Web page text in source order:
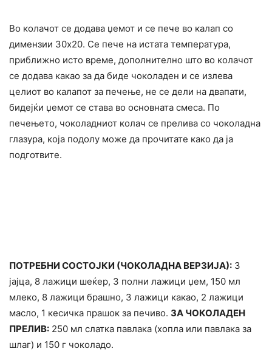
Во колачот се додава џемот и се пече во калап со
димензии 30х20. Се пече на истата температура,
приближно исто време, дополнително што во колачот
се додава какао за да биде чоколаден и се излева
целиот во калапот за печење, не се дели на двапати,
бидејќи џемот се става во основната смеса. По
печењето, чоколадниот колач се прелива со чоколадна
глазура, која подолу може да прочитате како да ја
подготвите.
ПОТРЕБНИ СОСТОЈКИ (ЧОКОЛАДНА ВЕРЗИЈА): 3
јајца, 8 лажици шеќер, 3 полни лажици џем, 150 мл
млеко, 8 лажици брашно, 3 лажици какао, 2 лажици
масло, 1 кесичка прашок за печиво. ЗА ЧОКОЛАДЕН
ПРЕЛИВ: 250 мл слатка павлака (хопла или павлака за
шлаг) и 150 г чоколадо.